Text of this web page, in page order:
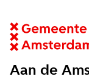
Aan de